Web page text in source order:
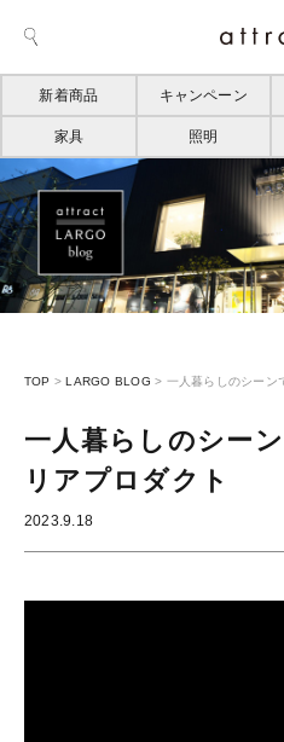
新着商品 キャンペーン
家具 照明
TOP > LARGO BLOG > 一人暮らしのシーン
一人暮らしのシー
リアプロダクト
2023.9.18